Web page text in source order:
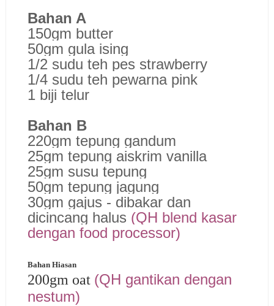
Bahan A
150gm butter
50gm gula ising
1/2 sudu teh pes strawberry
1/4 sudu teh pewarna pink
1 biji telur
Bahan B
220gm tepung gandum
25gm tepung aiskrim vanilla
25gm susu tepung
50gm tepung jagung
30gm gajus - dibakar dan
dicincang halus (QH blend kasar
dengan food processor)
Bahan Hiasan
200gm oat (QH gantikan dengan
nestum)